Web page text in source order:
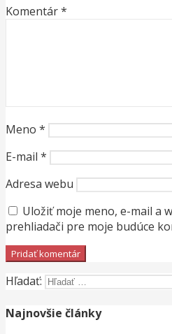
Komentár*
Meno *
E-mail *
Adresa webu
Uložiť moje meno, e-mail a
prehliadači pre moje budúce
Hľadať:
Najnovšie články